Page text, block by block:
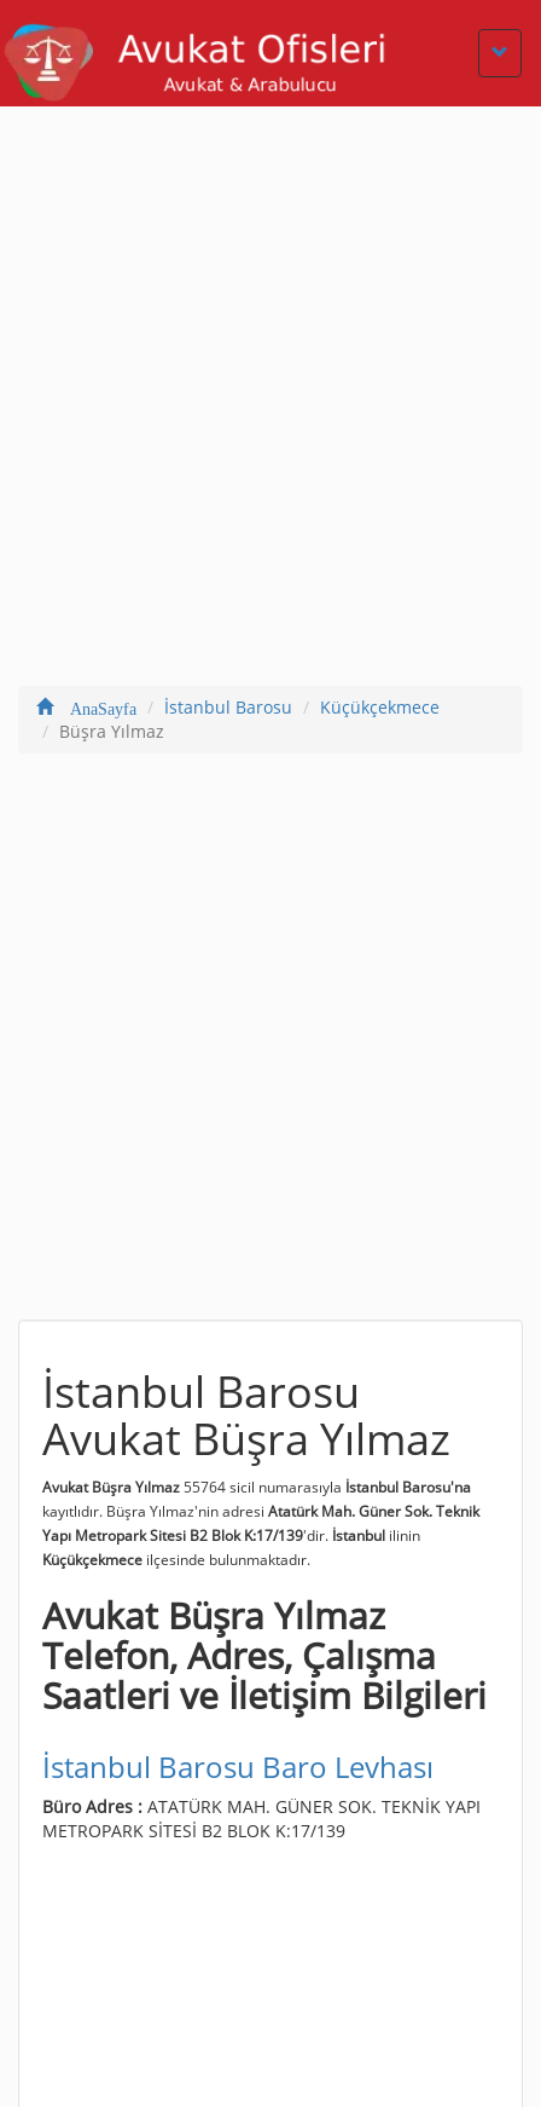
AnaSayfa İstanbul Barosu
Küçükçekmece
Büşra Yılmaz
İstanbul Barosu
Avukat Büşra Yılmaz
Avukat Büşra Yılmaz 55764 sicil numarasıyla İstanbul Barosu'na
kayıtlıdır. Büşra Yılmaz'nin adresi Atatürk Mah. Güner Sok. Teknik
Yapı Metropark Sitesi B2 Blok K:17/139'dir. İstanbul ilinin
Küçükçekmece ilçesinde bulunmaktadır.
Avukat Büşra Yılmaz
Telefon, Adres, Çalışma
Saatleri ve İletişim Bilgileri
İstanbul Barosu Baro Levhası
Büro Adres : ATATÜRK MAH. GÜNER SOK. TEKNİK YAPI
METROPARK SİTESİ B2 BLOK K:17/139